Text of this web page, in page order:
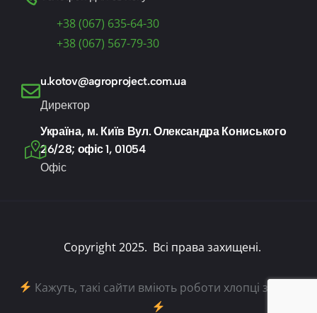
+38 (067) 635-64-30
+38 (067) 567-79-30
u.kotov@agroproject.com.ua
Директор
Україна, м. Київ Вул. Олександра Кониського
26/28; офіс 1, 01054
Офіс
Copyright 2025. Всі права захищені.
Кажуть, такі сайти вміють роботи хлопці з